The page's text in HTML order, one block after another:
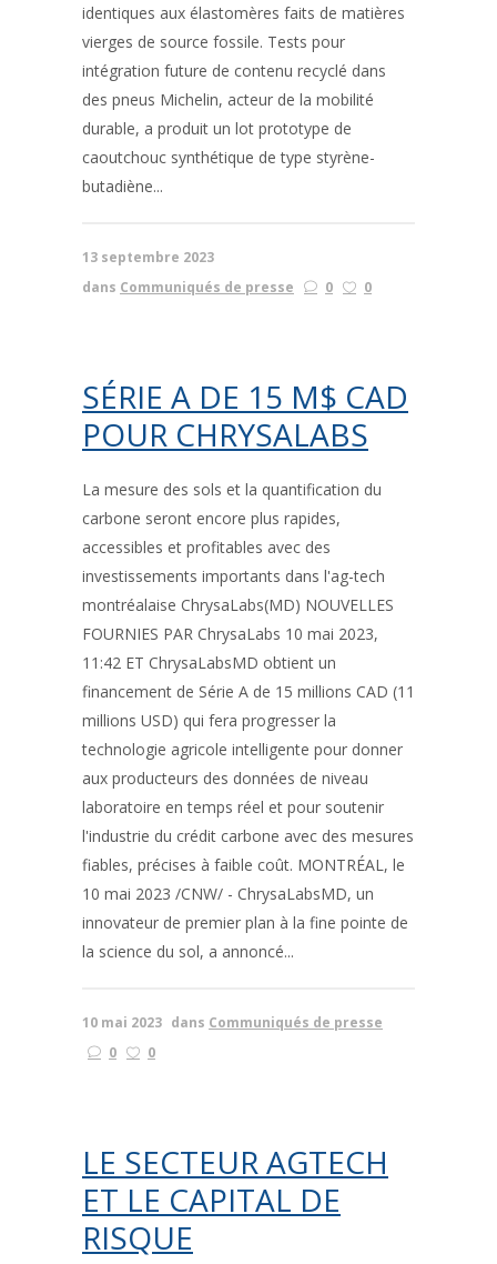
identiques aux élastomères faits de matières
vierges de source fossile. Tests pour
intégration future de contenu recyclé dans
des pneus Michelin, acteur de la mobilité
durable, a produit un lot prototype de
caoutchouc synthétique de type styrène-
butadiène...
13 septembre 2023
dans Communiqués de presse 0 0
SÉRIE A DE 15 M$ CAD
POUR CHRYSALABS
La mesure des sols et la quantification du
carbone seront encore plus rapides,
accessibles et profitables avec des
investissements importants dans l'ag-tech
montréalaise ChrysaLabs(MD) NOUVELLES
FOURNIES PAR ChrysaLabs 10 mai 2023,
11:42 ET ChrysaLabsMD obtient un
financement de Série A de 15 millions CAD (11
millions USD) qui fera progresser la
technologie agricole intelligente pour donner
aux producteurs des données de niveau
laboratoire en temps réel et pour soutenir
l'industrie du crédit carbone avec des mesures
fiables, précises à faible coût. MONTRÉAL, le
10 mai 2023 /CNW/ - ChrysaLabsMD, un
innovateur de premier plan à la fine pointe de
la science du sol, a annoncé...
10 mai 2023 dans Communiqués de presse
0
0
LE SECTEUR AGTECH
ET LE CAPITAL DE
RISQUE